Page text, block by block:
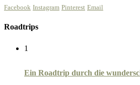
Facebook Instagram Pinterest Email
Roadtrips
1
Ein Roadtrip durch die